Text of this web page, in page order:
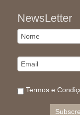
NewsLetter
Termos e